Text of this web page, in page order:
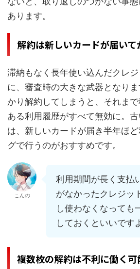
あります。
解約は新しいカードが届いて
滞納もなく長年使い込んだクレ
に、審査時の大きな武器となり
かり解約してしまうと、それま
ある利用履歴がすべて無効に。
は、新しいカードが届き半年ほ
グで行うのがおすすめです。
こんの
利用期間が長く支払
がなかったクレジッ
し使わなくなっても
しておくといいです
複数枚の解約は不利に働く可